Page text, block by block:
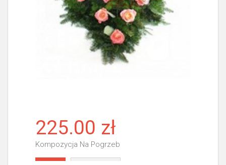
225.00 zł
Kompozycja Na Pogrzeb